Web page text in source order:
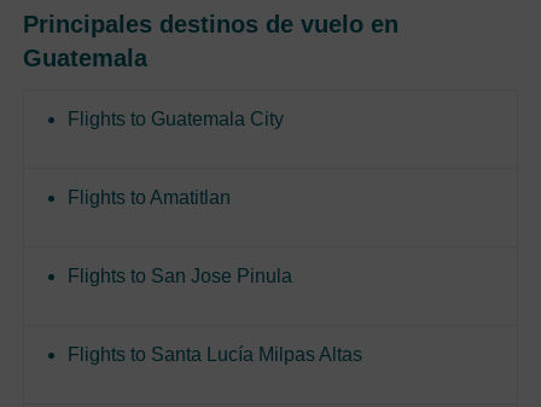
Principales destinos de vuelo en
Guatemala
Flights to Guatemala City
Flights to Amatitlan
Flights to San Jose Pinula
Flights to Santa Lucía Milpas Altas